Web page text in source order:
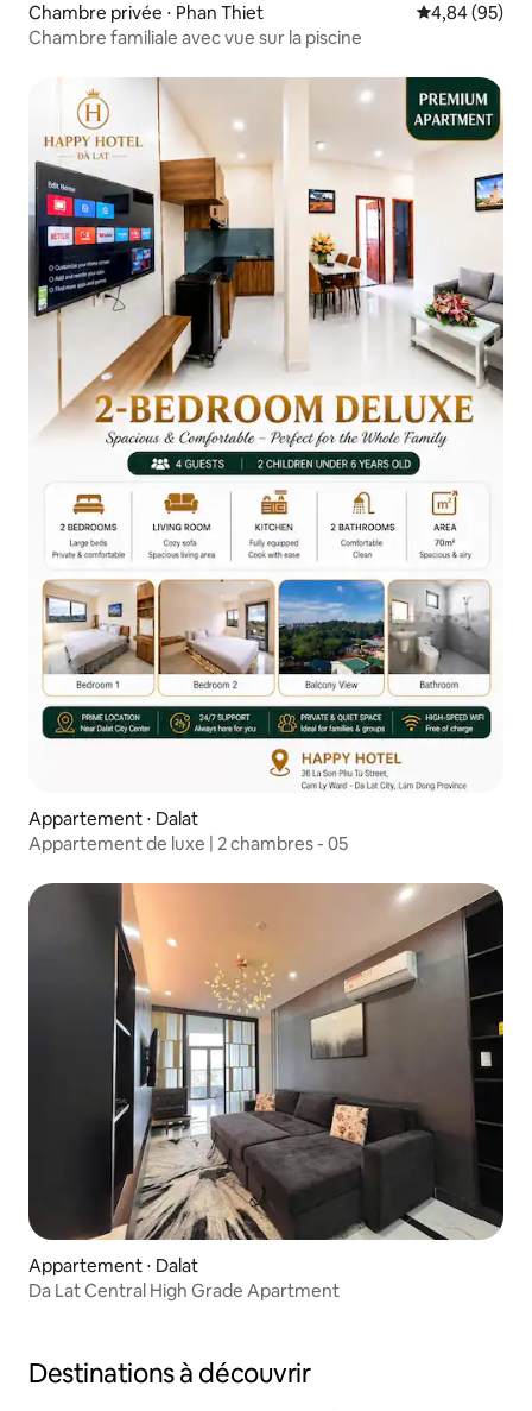
Chambre privée ⋅ Phan Thiet Évaluation
4,84 (95)
Chambre familiale avec vue sur la piscine
Appartement ⋅ Dalat
Appartement de luxe | 2 chambres - 05
Appartement ⋅ Dalat
Da Lat Central High Grade Apartment
Destinations à découvrir